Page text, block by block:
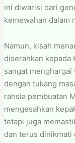
ini diwarisi dari
kemewahan dalam
Namun, kisah
diserahkan kepada
sangat
dengan tukang
rahsia pembuatan
mengesahkan
tetapi juga
dan terus dinikmati